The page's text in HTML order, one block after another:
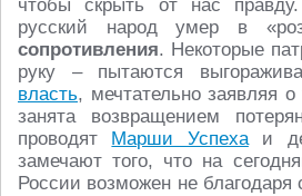
чтобы скрыть от нас
русский народ умер в
сопротивления. Некоторые
руку – пытаются
власть, мечтательно заявляя
занята возвращением
проводят Марши Успехаи
замечают того, что на
России возможен не благодаря